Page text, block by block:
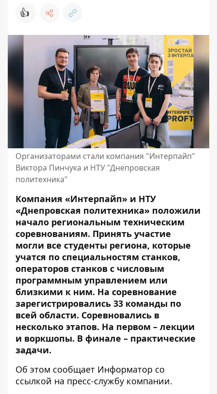
👍
Организаторами стали компания "Интерпайп"
Виктора Пинчука и НТУ "Днепровская
политехника"
Компания «Интерпайп» и НТУ
«Днепровская политехника» положили
начало региональным техническим
соревнованиям. Принять участие
могли все студенты региона, которые
учатся по специальностям станков,
операторов станков с числовым
программным управлением или
близкими к ним. На соревнование
зарегистрировались 33 команды по
всей области. Соревновались в
несколько этапов. На первом – лекции
и воркшопы. В финале – практические
задачи.
Об этом сообщает Информатор со
ссылкой на пресс-службу компании.